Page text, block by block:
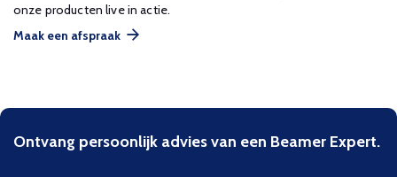
onze producten live in actie.
Maak een afspraak
Ontvang persoonlijk advies van een Beamer Expert.